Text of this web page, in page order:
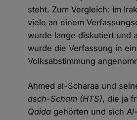
steht. Zum Vergleich: Im
viele an einem
wurde lange diskutiert und
wurde die Verfassung in
Volksabstimmung
Ahmed al-Scharaa und
asch-Scham (HTS), die ja
Qaida gehörten und sich